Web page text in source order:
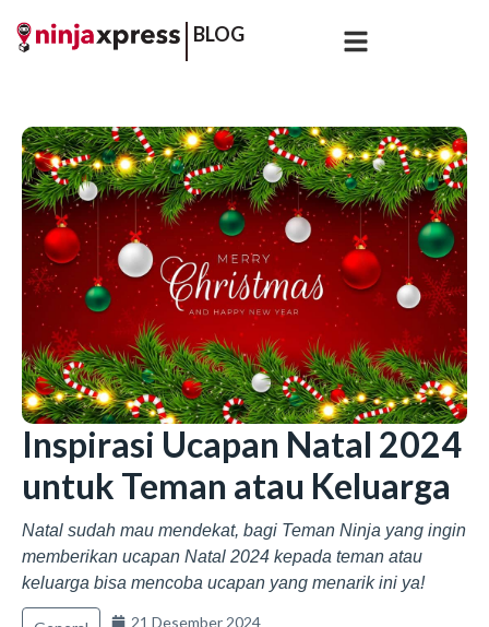
BLOG
Inspirasi Ucapan Natal 2024
untuk Teman atau Keluarga
Natal sudah mau mendekat, bagi Teman Ninja yang ingin
memberikan ucapan Natal 2024 kepada teman atau
keluarga bisa mencoba ucapan yang menarik ini ya!
21 Desember 2024